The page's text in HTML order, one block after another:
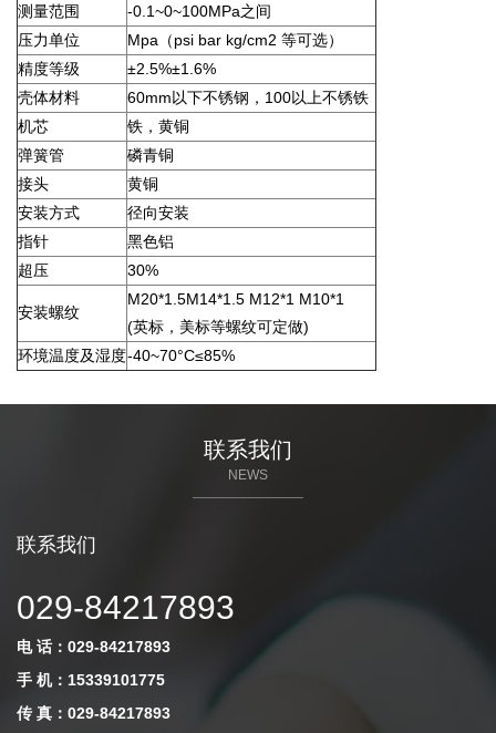
测量范围
-0.1~0~100MPa之间
压力单位
Mpa（psi bar kg/cm2 等可选）
精度等级
±2.5%±1.6%
壳体材料
60mm以下不锈钢，100以上不锈铁
机芯
铁，黄铜
弹簧管
磷青铜
接头
黄铜
安装方式
径向安装
指针
黑色铝
超压
30%
安装螺纹
M20*1.5M14*1.5 M12*1 M10*1
(英标，美标等螺纹可定做)
环境温度及湿度-40~70°C≤85%
联系我们
NEWS
联系我们
029-84217893
电 话：029-84217893
手 机：15339101775
传 真：029-84217893